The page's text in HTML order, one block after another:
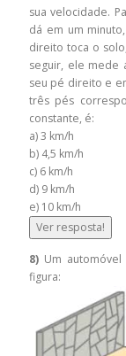
sua velocidade.
dá em um
direito toca o
seguir, ele mede
seu pé direito e
três pés
constante, é:
a) 3 km/h
b) 4,5 km/h
c) 6 km/h
d) 9 km/h
e) 10 km/h
Ver resposta!
8) Um
figura: